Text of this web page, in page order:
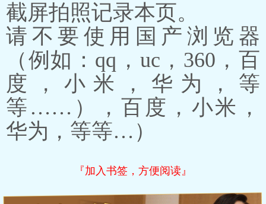
截屏拍照记录本页。
请不要使用国产浏览器
（例如：qq，uc，360，百
度，小米，华为，等
等……），百度，小米，
华为，等等…）
『加入书签，方便阅读』